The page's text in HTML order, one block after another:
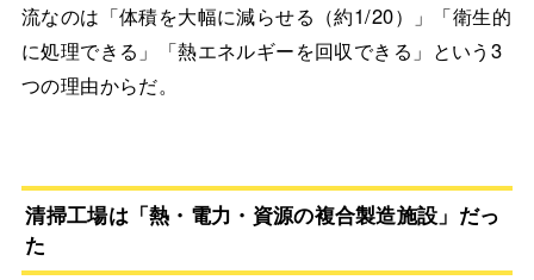
流なのは「体積を大幅に減らせる（約1/20）」「衛生的
に処理できる」「熱エネルギーを回収できる」という3
つの理由からだ。
清掃工場は「熱・電力・資源の複合製造施設」だっ
た